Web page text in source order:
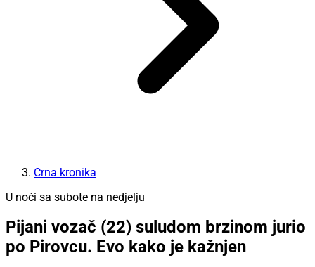
Crna kronika
U noći sa subote na nedjelju
Pijani vozač (22) suludom brzinom jurio
po Pirovcu. Evo kako je kažnjen